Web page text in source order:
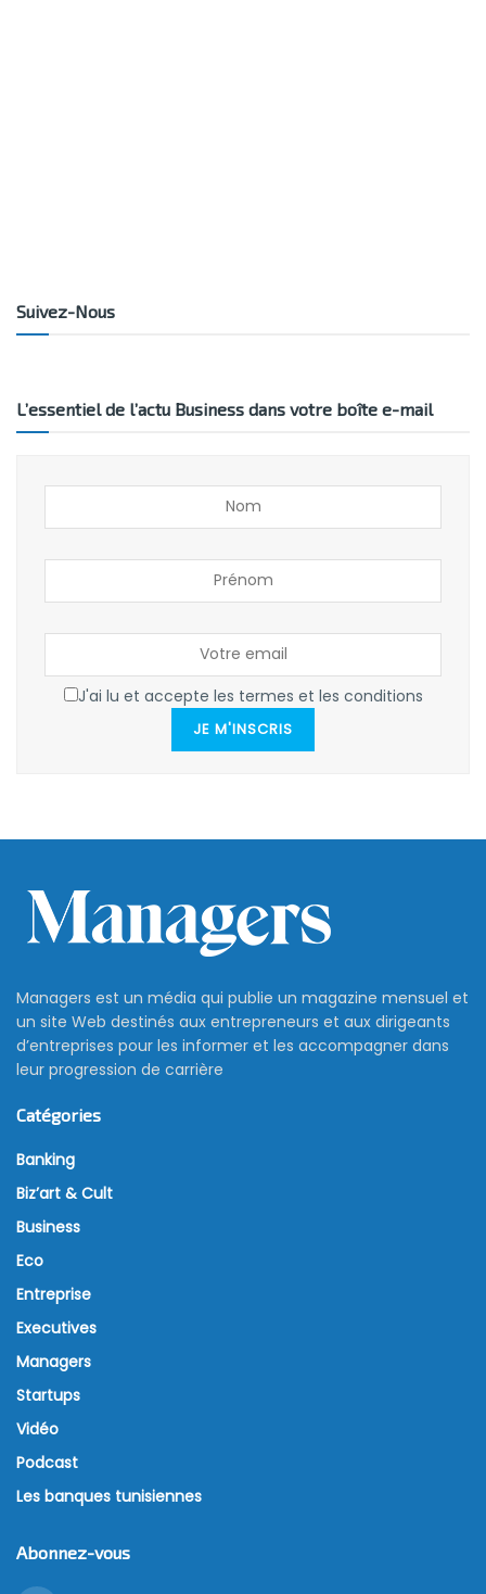
Suivez-Nous
L’essentiel de l’actu Business dans votre boîte e-mail
J'ai lu et accepte les termes et les conditions
JE M'INSCRIS
Managers est un média qui publie un magazine mensuel et
un site Web destinés aux entrepreneurs et aux dirigeants
d’entreprises pour les informer et les accompagner dans
leur progression de carrière
Catégories
Banking
Biz’art & Cult
Business
Eco
Entreprise
Executives
Managers
Startups
Vidéo
Podcast
Les banques tunisiennes
Abonnez-vous